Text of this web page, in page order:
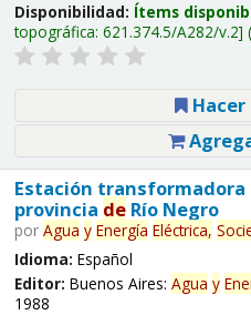
Disponibilidad: Ítems
topográfica: 621.374.5/A282/v.2
Hacer
Estación transformadora
provincia deRío Negro
por Agua y Energía Eléctrica,
Idioma: Español
Editor: Buenos Aires: Agua y
1988